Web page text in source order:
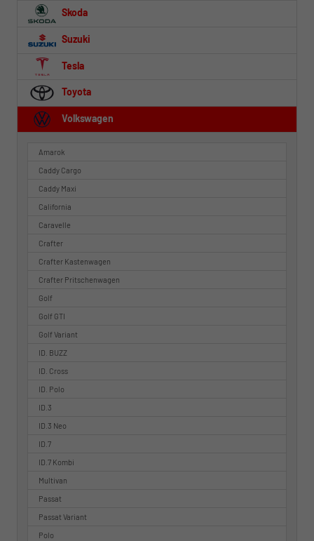
Skoda
Suzuki
Tesla
Toyota
Volkswagen
Amarok
Caddy Cargo
Caddy Maxi
California
Caravelle
Crafter
Crafter Kastenwagen
Crafter Pritschenwagen
Golf
Golf GTI
Golf Variant
ID. BUZZ
ID. Cross
ID. Polo
ID.3
ID.3 Neo
ID.7
ID.7 Kombi
Multivan
Passat
Passat Variant
Polo